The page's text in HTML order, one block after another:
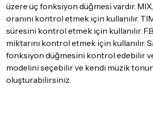
üzere üç fonksiyon düğmesi vardır.
oranını kontrol etmek için kullanılır.
süresini kontrol etmek için kullanılır.
miktarını kontrol etmek için kullanılır.
fonksiyon düğmesini kontrol edebilir
modelini seçebilir ve kendi müzik
oluşturabilirsiniz.